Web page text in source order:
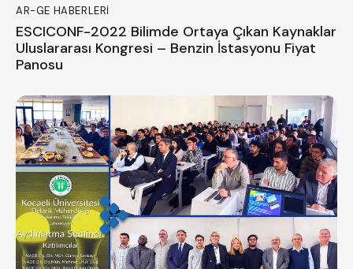
AR-GE HABERLERI
ESCICONF-2022 Bilimde Ortaya Çıkan Kaynaklar
Uluslararası Kongresi – Benzin İstasyonu Fiyat
Panosu